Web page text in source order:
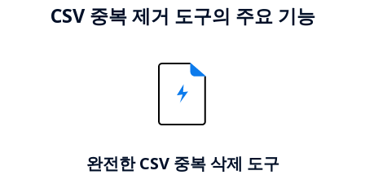
CSV 중복 제거 도구의 주요 기능
완전한 CSV 중복 삭제 도구